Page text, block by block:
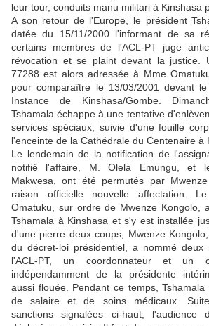
leur tour, conduits manu militari à Kinshasa
A son retour de l'Europe, le président
datée du 15/11/2000 l'informant de sa
certains membres de l'ACL-PT juge
révocation et se plaint devant la justice.
77288 est alors adressée à Mme
pour comparaître le 13/03/2001 devant
Instance de Kinshasa/Gombe.
Tshamala échappe à une tentative
services spéciaux, suivie d'une fouille
l'enceinte de la Cathédrale du Centenaire à
Le lendemain de la notification de
notifié l'affaire, M. Olela Emungu, et
Makwesa, ont été permutés par
raison officielle nouvelle affectation.
Omatuku, sur ordre de Mwenze Kongolo,
Tshamala à Kinshasa et s'y est installée
d'une pierre deux coups, Mwenze
du décret-loi présidentiel, a nommé
l'ACL-PT, un coordonnateur et un
indépendamment de la présidente
aussi flouée. Pendant ce temps,
de salaire et de soins médicaux.
sanctions signalées ci-haut, l'audience